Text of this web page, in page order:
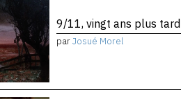
9/11, vingt ans plus tard
parJosué Morel